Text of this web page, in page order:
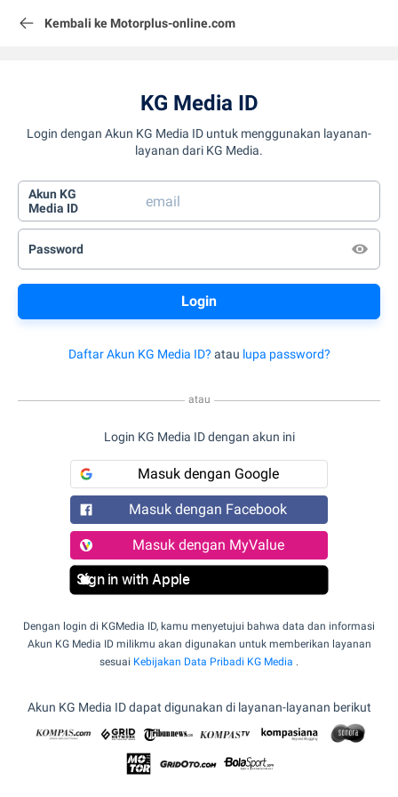
Kembali ke Motorplus-online.com
KG Media ID
Login dengan Akun KG Media ID untuk menggunakan layanan-
layanan dari KG Media.
Akun KG
Media ID
Password
Daftar Akun KG Media ID? atau lupa password?
atau
Login KG Media ID dengan akun ini
Masuk dengan Google
Masuk dengan Facebook
Masuk dengan MyValue
Sign in with Apple
Dengan login di KGMedia ID, kamu menyetujui bahwa data dan informasi
Akun KG Media ID milikmu akan digunakan untuk memberikan layanan
sesuai Kebijakan Data Pribadi KG Media .
Akun KG Media ID dapat digunakan di layanan-layanan berikut